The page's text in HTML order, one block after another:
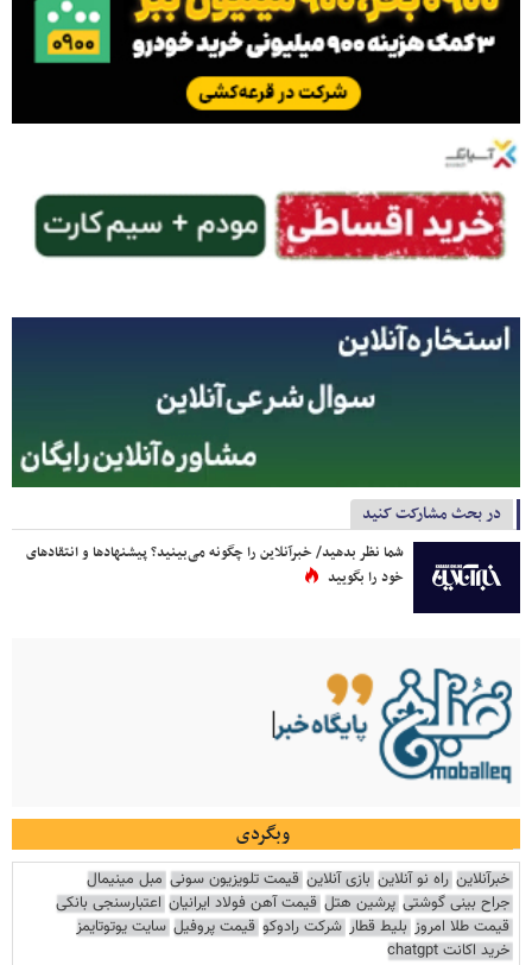
در بحث مشارکت کنید
شما نظر بدهید/ خبرآنلاین را چگونه می‌بینید؟ پیشنهادها و انتقادهای
خود را بگویید
وبگردی
خبرآنلاین راه نو آنلاین بازی آنلاین قیمت تلویزیون سونی مبل مینیمال
جراح بینی گوشتی پرشین هتل قیمت آهن فولاد ایرانیان اعتبارسنجی بانکی
قیمت طلا امروز بلیط قطار شرکت رادوکو قیمت پروفیل سایت یوتوتایمز
خرید اکانت chatgpt